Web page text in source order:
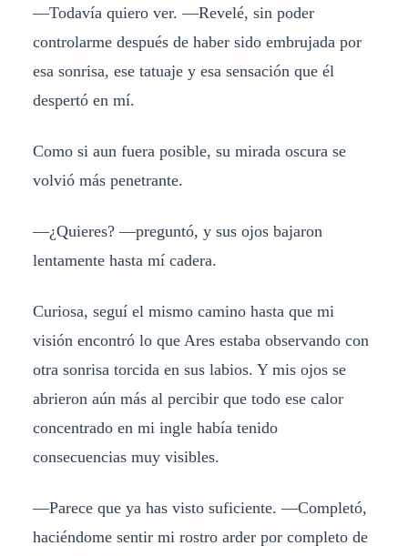
—Todavía quiero ver. —Revelé, sin poder
controlarme después de haber sido embrujada por
esa sonrisa, ese tatuaje y esa sensación que él
despertó en mí.
Como si aun fuera posible, su mirada oscura se
volvió más penetrante.
—¿Quieres? —preguntó, y sus ojos bajaron
lentamente hasta mí cadera.
Curiosa, seguí el mismo camino hasta que mi
visión encontró lo que Ares estaba observando con
otra sonrisa torcida en sus labios. Y mis ojos se
abrieron aún más al percibir que todo ese calor
concentrado en mi ingle había tenido
consecuencias muy visibles.
—Parece que ya has visto suficiente. —Completó,
haciéndome sentir mi rostro arder por completo de